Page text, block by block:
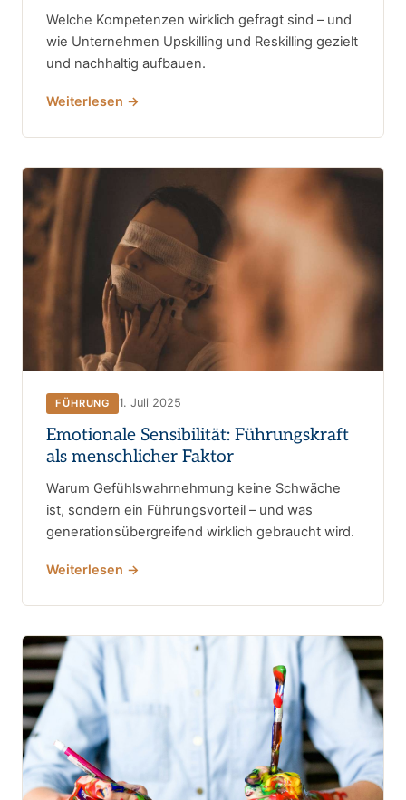
Welche Kompetenzen wirklich gefragt sind – und
wie Unternehmen Upskilling und Reskilling gezielt
und nachhaltig aufbauen.
Weiterlesen →
FÜHRUNG 1. Juli 2025
Emotionale Sensibilität: Führungskraft
als menschlicher Faktor
Warum Gefühlswahrnehmung keine Schwäche
ist, sondern ein Führungsvorteil – und was
generationsübergreifend wirklich gebraucht wird.
Weiterlesen →